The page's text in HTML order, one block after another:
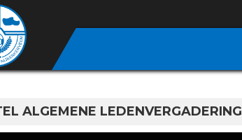
ALGEMENE LEDENVERGADERING